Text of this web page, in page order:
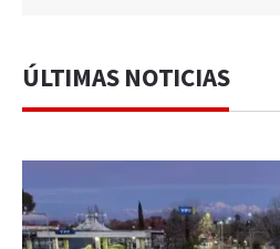
ÚLTIMAS NOTICIAS